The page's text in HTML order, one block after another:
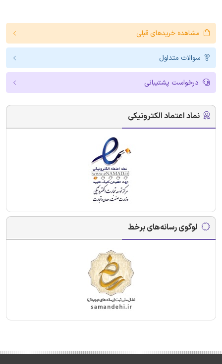
مشاهده خریدهای قبلی
سوالات متداول
درخواست پشتیبانی
نماد اعتماد الکترونیکی
لوگوی رسانه‌های برخط